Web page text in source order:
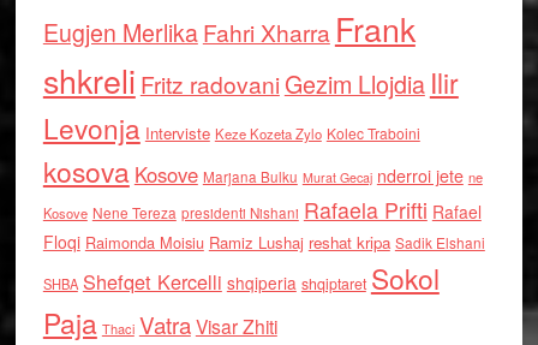
Eugjen MerlikaFahri Xharra Frank
shkreli Fritz radovaniGezim Llojdia Ilir
Levonja Interviste Keze Kozeta Zylo Kolec Traboini
kosova Kosove Marjana Bulku Murat Gecaj nderroi jete ne
Kosove Nene Tereza presidenti Nishani Rafaela Prifti Rafael
Floqi Raimonda Moisiu Ramiz Lushaj reshat kripa Sadik Elshani
SHBA Shefqet Kercelli shqiperia shqiptaret Sokol
Paja Thaci VatraVisar Zhiti